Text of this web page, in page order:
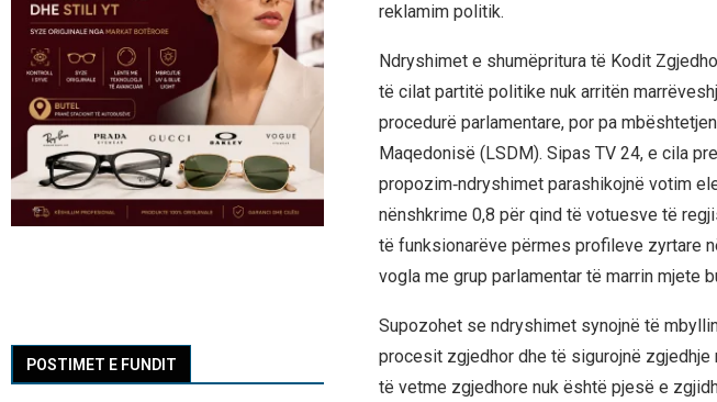
reklamim politik.
Ndryshimet e shumëpritura të Kodit
të cilat partitë politike nuk arritën
procedurë parlamentare, por pa
Maqedonisë (LSDM). Sipas TV 24, e cila
propozim‑ndryshimet parashikojnë votim
nënshkrime 0,8 për qind të votuesve të
të funksionarëve përmes profileve zyrtare
vogla me grup parlamentar të marrin mjete
Supozohet se ndryshimet synojnë të
procesit zgjedhor dhe të sigurojnë zgjedhje
të vetme zgjedhore nuk është pjesë e
POSTIMET E FUNDIT